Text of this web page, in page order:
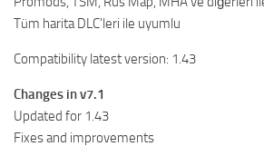
Tüm harita DLC'leri ile uyumlu
Compatibility latest version: 1.43
Changes in v7.1
Updated for 1.43
Fixes and improvements